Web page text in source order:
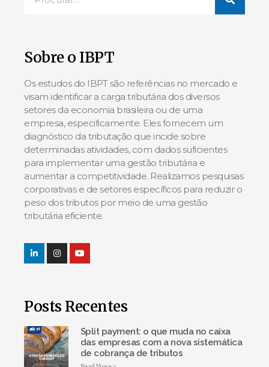
Sobre o IBPT
Os estudos do IBPT são referências no mercado e
visam identificar a carga tributária dos diversos
setores da economia brasileira ou de uma
empresa, especificamente. Eles fornecem um
diagnóstico da tributação que incide sobre
determinadas atividades, com dados suficientes
para implementar uma gestão tributária e
aumentar a competitividade. Realizamos pesquisas
corporativas e de setores específicos para reduzir o
peso dos tributos por meio de uma gestão
tributária eficiente.
Posts Recentes
Split payment: o que muda no caixa
das empresas com a nova sistemática
de cobrança de tributos